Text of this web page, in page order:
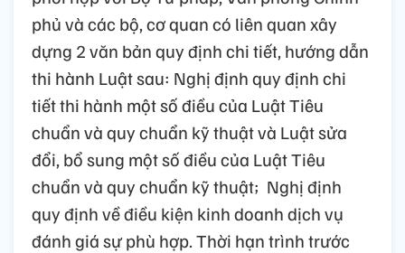
phủ và các bộ, cơ quan có liên quan xây
dựng 2 văn bản quy định chi tiết, hướng dẫn
thi hành Luật sau: Nghị định quy định chi
tiết thi hành một số điều của Luật Tiêu
chuẩn và quy chuẩn kỹ thuật và Luật sửa
đổi, bổ sung một số điều của Luật Tiêu
chuẩn và quy chuẩn kỹ thuật; Nghị định
quy định về điều kiện kinh doanh dịch vụ
đánh giá sự phù hợp. Thời hạn trình trước